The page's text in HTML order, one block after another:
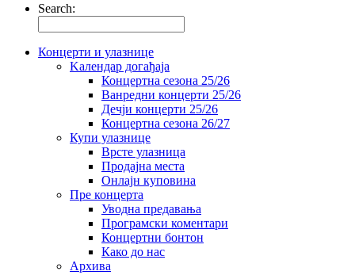
Search:
Концерти и улазнице
Kалендар догађаја
Концертна сезона 25/26
Ванредни концерти 25/26
Дечји концерти 25/26
Концертна сезона 26/27
Купи улазнице
Врсте улазница
Продајна места
Oнлајн куповинa
Пре концерта
Уводна предавања
Програмски коментари
Концертни бонтон
Како до нас
Архива